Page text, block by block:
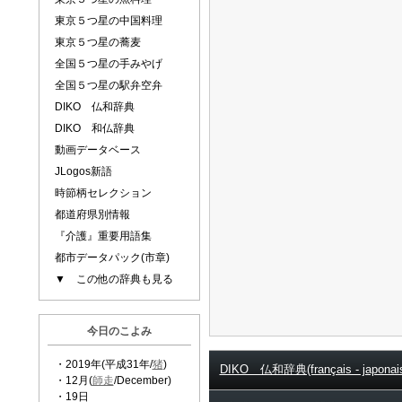
東京５つ星の中国料理
東京５つ星の蕎麦
全国５つ星の手みやげ
全国５つ星の駅弁空弁
DIKO 仏和辞典
DIKO 和仏辞典
動画データベース
JLogos新語
時節柄セレクション
都道府県別情報
『介護』重要用語集
都市データパック(市章)
▼ この他の辞典も見る
今日のこよみ
・2019年(平成31年/猪)
・12月(師走/December)
・19日
DIKO 仏和辞典(français -